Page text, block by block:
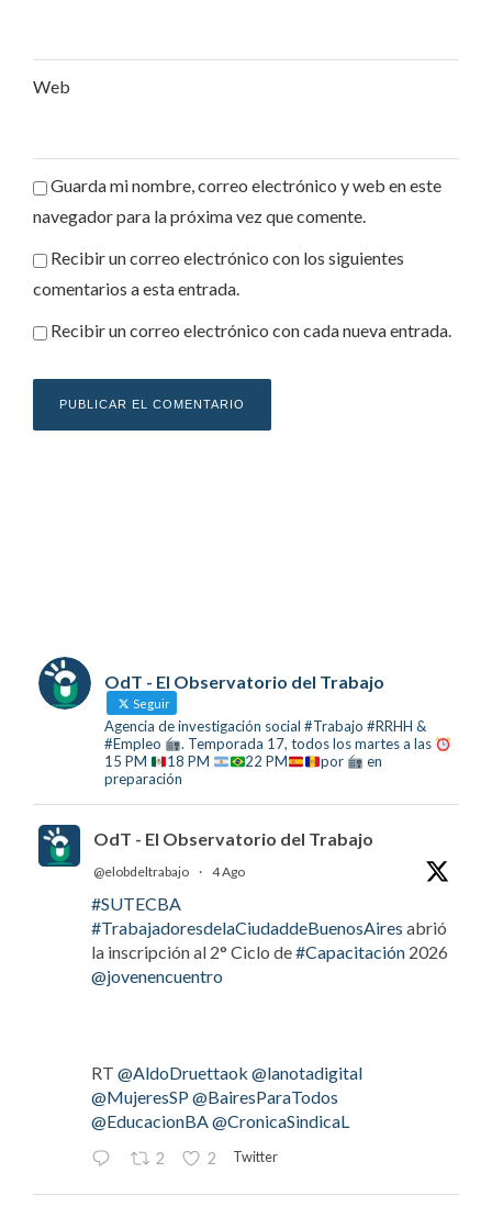
Web
Guarda mi nombre, correo electrónico y web en este
navegador para la próxima vez que comente.
Recibir un correo electrónico con los siguientes
comentarios a esta entrada.
Recibir un correo electrónico con cada nueva entrada.
OdT - El Observatorio del Trabajo
Seguir
Agencia de investigación social #Trabajo #RRHH &
#Empleo
. Temporada 17, todos los martes a las
15 PM
18 PM 22 PM por
en
preparación
OdT - El Observatorio del Trabajo
@elobdeltrabajo · 4 Ago
#SUTECBA
#TrabajadoresdelaCiudaddeBuenosAires abrió
la inscripción al 2° Ciclo de#Capacitación 2026
@jovenencuentro
RT @AldoDruettaok @lanotadigital
@MujeresSP@BairesParaTodos
@EducacionBA@CronicaSindicaL
2 2 Twitter